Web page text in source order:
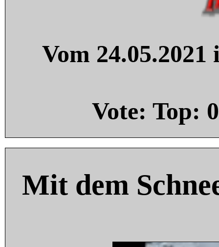
Vom
Vote: Top: 0
Mit dem